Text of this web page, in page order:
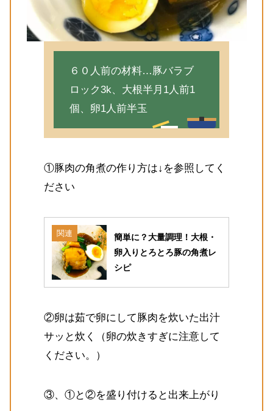
６０人前の材料…豚バラブ
ロック3k、大根半月1人前1
個、卵1人前半玉
①豚肉の角煮の作り方は↓を参照してく
ださい
関連
簡単に？大量調理！大根・
卵入りとろとろ豚の角煮レ
シピ
②卵は茹で卵にして豚肉を炊いた出汁
サッと炊く（卵の炊きすぎに注意して
ください。）
③、①と②を盛り付けると出来上がり